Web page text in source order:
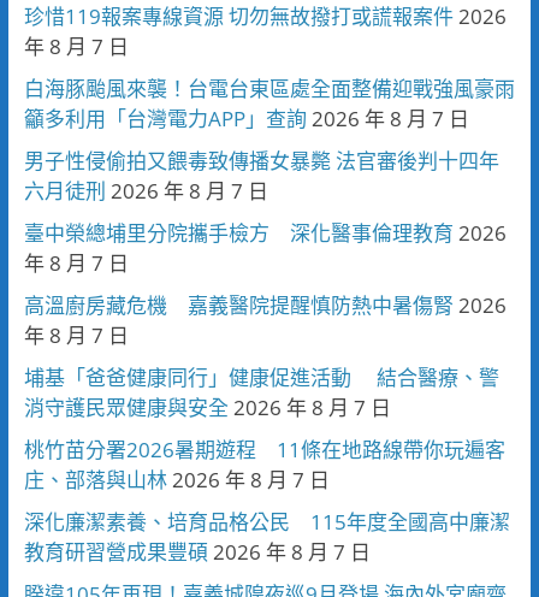
珍惜119報案專線資源 切勿無故撥打或謊報案件 2026
年 8 月 7 日
白海豚颱風來襲！台電台東區處全面整備迎戰強風豪雨
籲多利用「台灣電力APP」查詢 2026 年 8 月 7 日
男子性侵偷拍又餵毒致傳播女暴斃 法官審後判十四年
六月徒刑 2026 年 8 月 7 日
臺中榮總埔里分院攜手檢方 深化醫事倫理教育 2026
年 8 月 7 日
高溫廚房藏危機 嘉義醫院提醒慎防熱中暑傷腎 2026
年 8 月 7 日
埔基「爸爸健康同行」健康促進活動 結合醫療、警
消守護民眾健康與安全 2026 年 8 月 7 日
桃竹苗分署2026暑期遊程 11條在地路線帶你玩遍客
庄、部落與山林 2026 年 8 月 7 日
深化廉潔素養、培育品格公民 115年度全國高中廉潔
教育研習營成果豐碩 2026 年 8 月 7 日